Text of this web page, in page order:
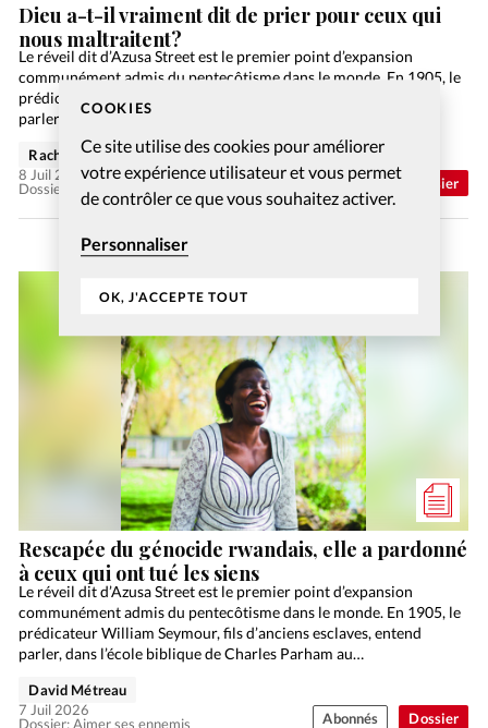
COOKIES
Ce site utilise des cookies pour améliorer
votre expérience utilisateur et vous permet
de contrôler ce que vous souhaitez activer.
Personnaliser
OK, J'ACCEPTE TOUT
Dossier
Dieu a-t-il vraiment dit de prier pour ceux qui
nous maltraitent?
Le réveil dit d’Azusa Street est le premier point d’expansion
communément admis du pentecôtisme dans le monde. En 1905, le
prédicateur William Seymour, fils d’anciens esclaves, entend
parler, dans l’école biblique de Charles Parham au…
Dossier: Aimer ses ennemis
Rachel Gamper
8 Juil 2026
Abonnés
Dossier
Rescapée du génocide rwandais, elle a pardonné
à ceux qui ont tué les siens
Le réveil dit d’Azusa Street est le premier point d’expansion
communément admis du pentecôtisme dans le monde. En 1905, le
prédicateur William Seymour, fils d’anciens esclaves, entend
parler, dans l’école biblique de Charles Parham au…
Dossier: Aimer ses ennemis
David Métreau
7 Juil 2026
Abonnés